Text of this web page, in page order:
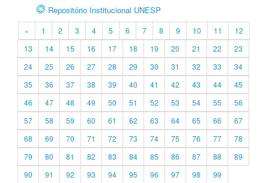
Repositório Institucional UNESP
« 1 2 3 4 5 6 7 8 9 10 11
12
13
14 15 16 17 18 19 20 21 22
23
24
25 26 27 28 29 30 31 32 33
34
35
36 37 38 39 40 41 42 43 44
45
46
47 48 49 50 51 52 53 54 55
56
57
58 59 60 61 62 63 64 65 66
67
68
69 70 71 72 73 74 75 76 77
78
79
80 81 82 83 84 85 86 87 88
89
90
91 92 93 94 95 96 97 98
99